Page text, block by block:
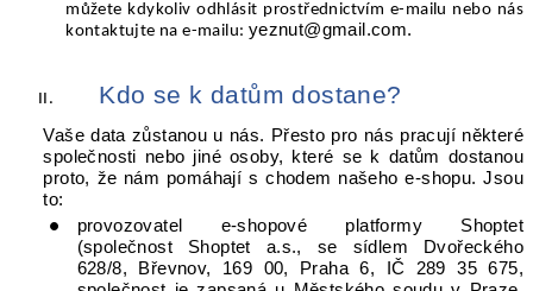
můžete kdykoliv odhlásit prostřednictvím e-mailu nebo nás
kontaktujte na e-mailu: yeznut@gmail.com.
Kdo se k datům dostane?
Vaše data zůstanou u nás. Přesto pro nás pracují některé
společnosti nebo jiné osoby, které se k datům dostanou
proto, že nám pomáhají s chodem našeho e-shopu. Jsou
to:
provozovatel e-shopové platformy Shoptet
(společnost Shoptet a.s., se sídlem Dvořeckého
628/8, Břevnov, 169 00, Praha 6, IČ 289 35 675,